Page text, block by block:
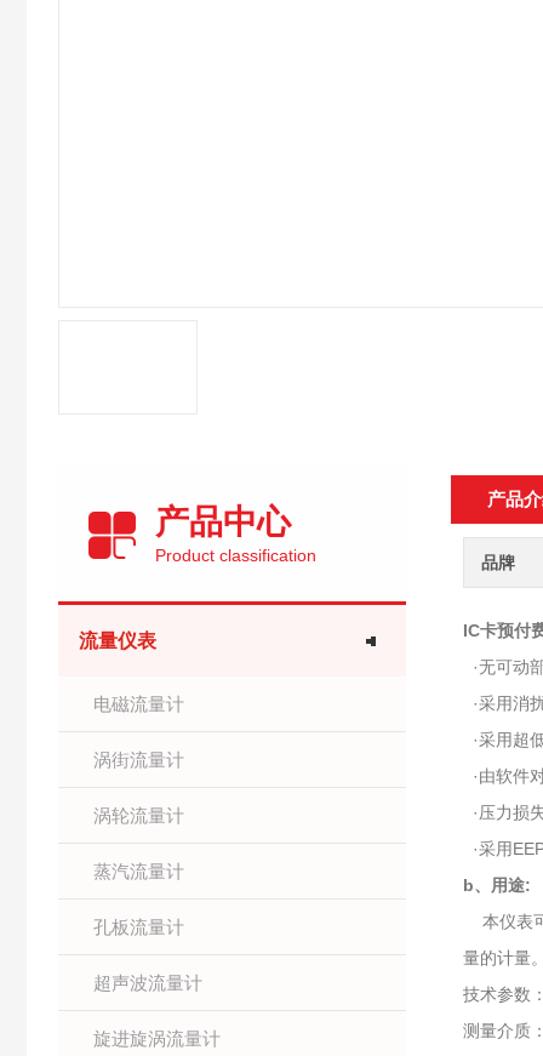
产品中心
Product classification
流量仪表
电磁流量计
涡街流量计
涡轮流量计
蒸汽流量计
孔板流量计
超声波流量计
旋进旋涡流量计
产品
品牌
IC卡预付
·无可动
·采用消
·采用超
·由软件
·压力损
·采用
b、用途:
本仪表
量的计量
技术参数
测量介质